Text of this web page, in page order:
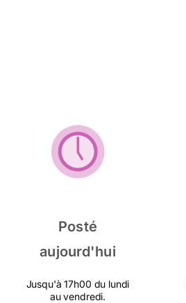
Posté
aujourd'hui
Jusqu'à 17h00 du lundi
au vendredi.